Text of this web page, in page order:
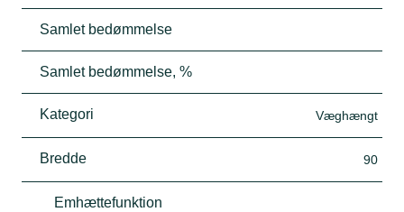
Samlet bedømmelse
Samlet bedømmelse, %
Kategori Væghængt
Bredde 90
Emhættefunktion